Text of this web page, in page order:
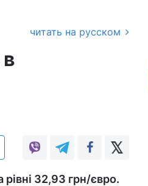
читать на русском
32,93 грн/євро.